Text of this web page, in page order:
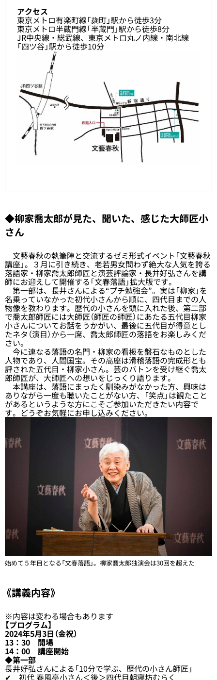
アクセス
東京メトロ有楽町線「麹町」駅から徒歩3分
東京メトロ半蔵門線「半蔵門」駅から徒歩8分
JR中央線・総武線、東京メトロ丸ノ内線・南北線
「四ツ谷」駅から徒歩10分
◆柳家喬太郎が見た、聞いた、感じた大師匠小
さん
文藝春秋の執筆陣と交流するゼミ形式イベント「文藝春秋
講座」。３月に引き続き、老若男女問わず絶大な人気を誇る
落語家・柳家喬太郎師匠と演芸評論家・長井好弘さんを講
師にお迎えして開催する「文春落語」拡大版です。
第一部は、長井さんによる“プチ勉強会”。実は「柳家」を
名乗っていなかった初代小さんから順に、四代目までの人
物像を教わります。歴代の小さんを頭に入れた後、第二部
で喬太郎師匠には大師匠（師匠の師匠）にあたる五代目柳家
小さんについてお話をうかがい、最後に五代目が得意とし
たネタ（演目）から一席、喬太郎師匠の落語をお楽しみくだ
さい。
今に連なる落語の名門・柳家の看板を盤石なものとした
人物であり、人間国宝。その高座は滑稽落語の完成形とも
評された五代目・柳家小さん。芸のバトンを受け継ぐ喬太
郎師匠が、大師匠への想いをじっくり語ります。
本講座は、落語にまったく馴染みがなかった方、興味は
ありながら一度も聴いたことがない方、「笑点」は観たこと
があるというような方にこそご参加いただきたい内容で
す。どうぞお気軽にお申し込みください。
始めて５年目となる「文春落語」。柳家喬太郎独演会は30回を超えた
《講義内容》
※内容は変わる場合もあります
【プログラム】
2024年5月3日（金祝）
13：30 開場
14：00 講座開始
◆第一部
長井好弘さんによる「10分で学ぶ、歴代の小さん師匠」
✔ 初代 春風亭小さん＜後＞四代目朝寝坊むらく